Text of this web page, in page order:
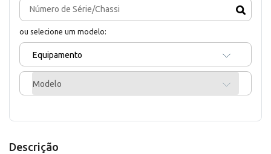
ou selecione um modelo:
Equipamento
Modelo
Descrição